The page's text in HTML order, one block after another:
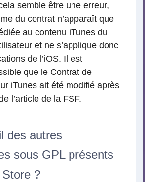
semble être une erreur,
du contrat n’apparaît que
au contenu iTunes du
et ne s’applique donc
de l’iOS. Il est
que le Contrat de
iTunes ait été modifié après
l’article de la FSF.
des autres
sous GPL présents
Store ?